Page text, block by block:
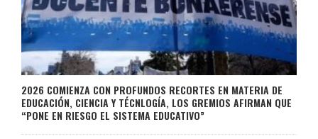
2026 COMIENZA CON PROFUNDOS RECORTES EN MATERIA DE
EDUCACIÓN, CIENCIA Y TÉCNLOGÍA, LOS GREMIOS AFIRMAN QUE
“PONE EN RIESGO EL SISTEMA EDUCATIVO”